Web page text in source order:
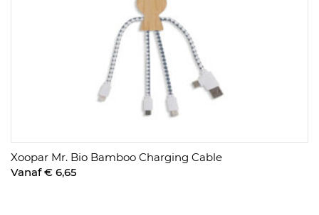
Xoopar Mr. Bio Bamboo Charging Cable
Vanaf € 6,65